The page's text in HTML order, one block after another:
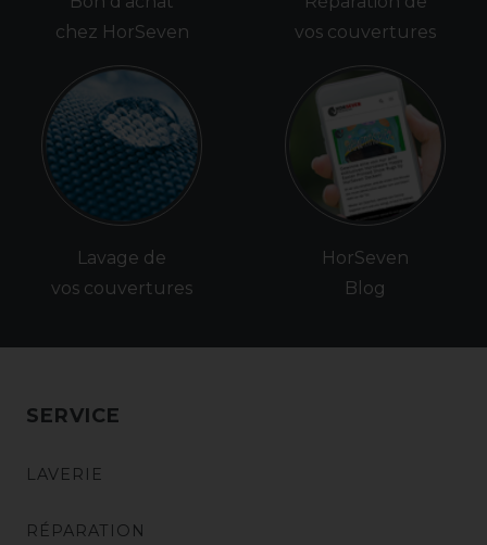
chez HorSeven
Lavage de
vos couvertures
vos couvertures
HorSeven
Blog
SERVICE
LAVERIE
RÉPARATION